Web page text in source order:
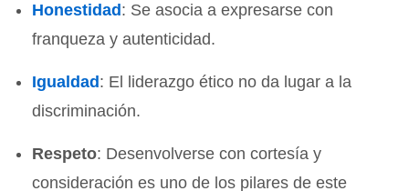
Honestidad : Se asocia a expresarse con
franqueza y autenticidad.
Igualdad : El liderazgo ético no da lugar a la
discriminación.
Respeto: Desenvolverse con cortesía y
consideración es uno de los pilares de este